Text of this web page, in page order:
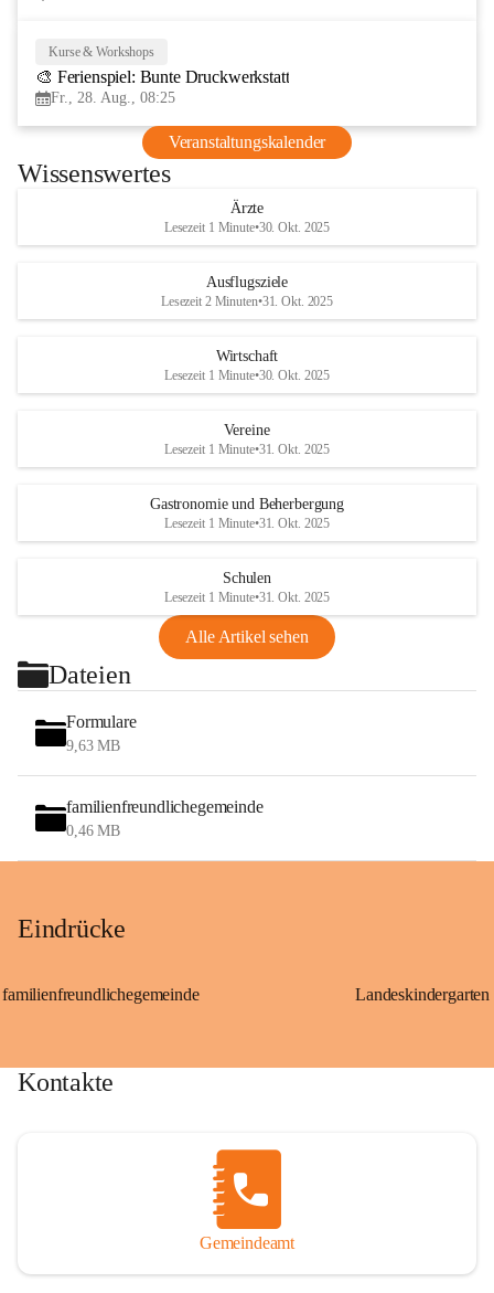
Kurse & Workshops
🎨 Ferienspiel: Bunte Druckwerkstatt
Fr., 28. Aug., 08:25
Veranstaltungskalender
Wissenswertes
Ärzte
Lesezeit 1 Minute•30. Okt. 2025
Ausflugsziele
Lesezeit 2 Minuten•31. Okt. 2025
Wirtschaft
Lesezeit 1 Minute•30. Okt. 2025
Vereine
Lesezeit 1 Minute•31. Okt. 2025
Gastronomie und Beherbergung
Lesezeit 1 Minute•31. Okt. 2025
Schulen
Lesezeit 1 Minute•31. Okt. 2025
Alle Artikel sehen
Dateien
Formulare
9,63 MB
familienfreundlichegemeinde
0,46 MB
Eindrücke
familienfreundlichegemeinde
Kontakte
Gemeindeamt